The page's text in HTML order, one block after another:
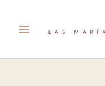
Electrónico*